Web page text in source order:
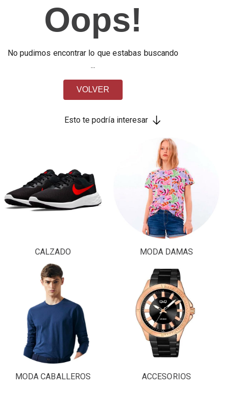
Oops!
No pudimos encontrar lo que estabas buscando
...
VOLVER
Esto te podría interesar
CALZADO MODA DAMAS
MODA CABALLEROS ACCESORIOS